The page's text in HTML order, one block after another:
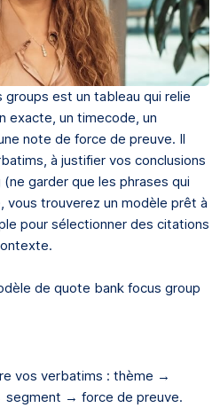
groups est un tableau qui relie
exacte, un timecode, un
note de force de preuve. Il
à justifier vos conclusions
garder que les phrases qui
vous trouverez un modèle prêt à
pour sélectionner des citations
de quote bank focus group
vos verbatims : thème →
→ force de preuve.